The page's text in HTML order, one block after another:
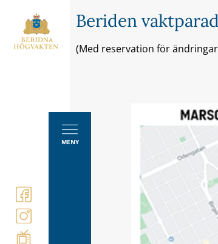
MENY
Beriden
(Med reservation för